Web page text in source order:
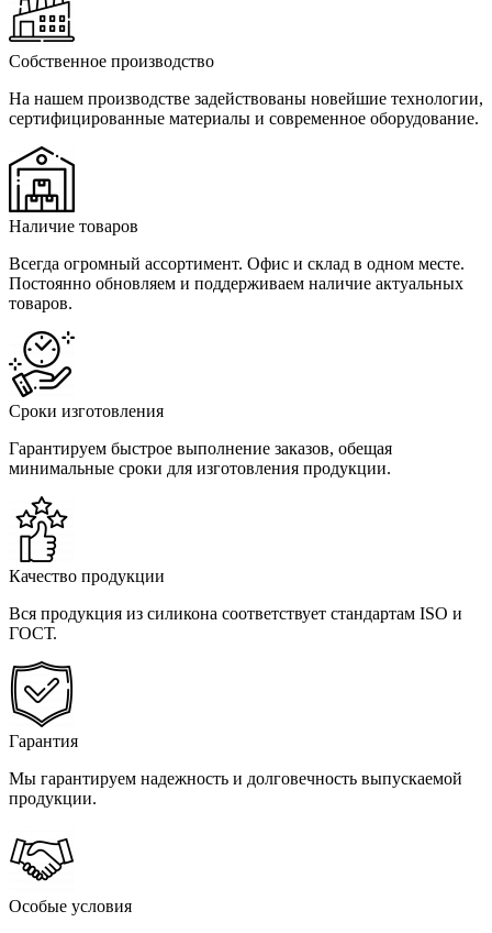
Собственное производство
На нашем производстве задействованы новейшие технологии,
сертифицированные материалы и современное оборудование.
Наличие товаров
Всегда огромный ассортимент. Офис и склад в одном месте.
Постоянно обновляем и поддерживаем наличие актуальных
товаров.
Сроки изготовления
Гарантируем быстрое выполнение заказов, обещая
минимальные сроки для изготовления продукции.
Качество продукции
Вся продукция из силикона соответствует стандартам ISO и
ГОСТ.
Гарантия
Мы гарантируем надежность и долговечность выпускаемой
продукции.
Особые условия